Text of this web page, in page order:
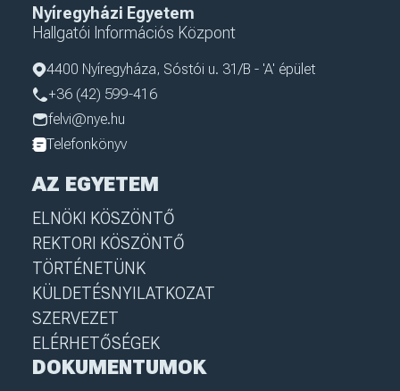
Nyíregyházi Egyetem
Hallgatói Információs Központ
4400 Nyíregyháza, Sóstói u. 31/B - 'A' épület
+36 (42) 599-416
felvi@nye.hu
Telefonkönyv
AZ EGYETEM
ELNÖKI KÖSZÖNTŐ
REKTORI KÖSZÖNTŐ
TÖRTÉNETÜNK
KÜLDETÉSNYILATKOZAT
SZERVEZET
ELÉRHETŐSÉGEK
DOKUMENTUMOK